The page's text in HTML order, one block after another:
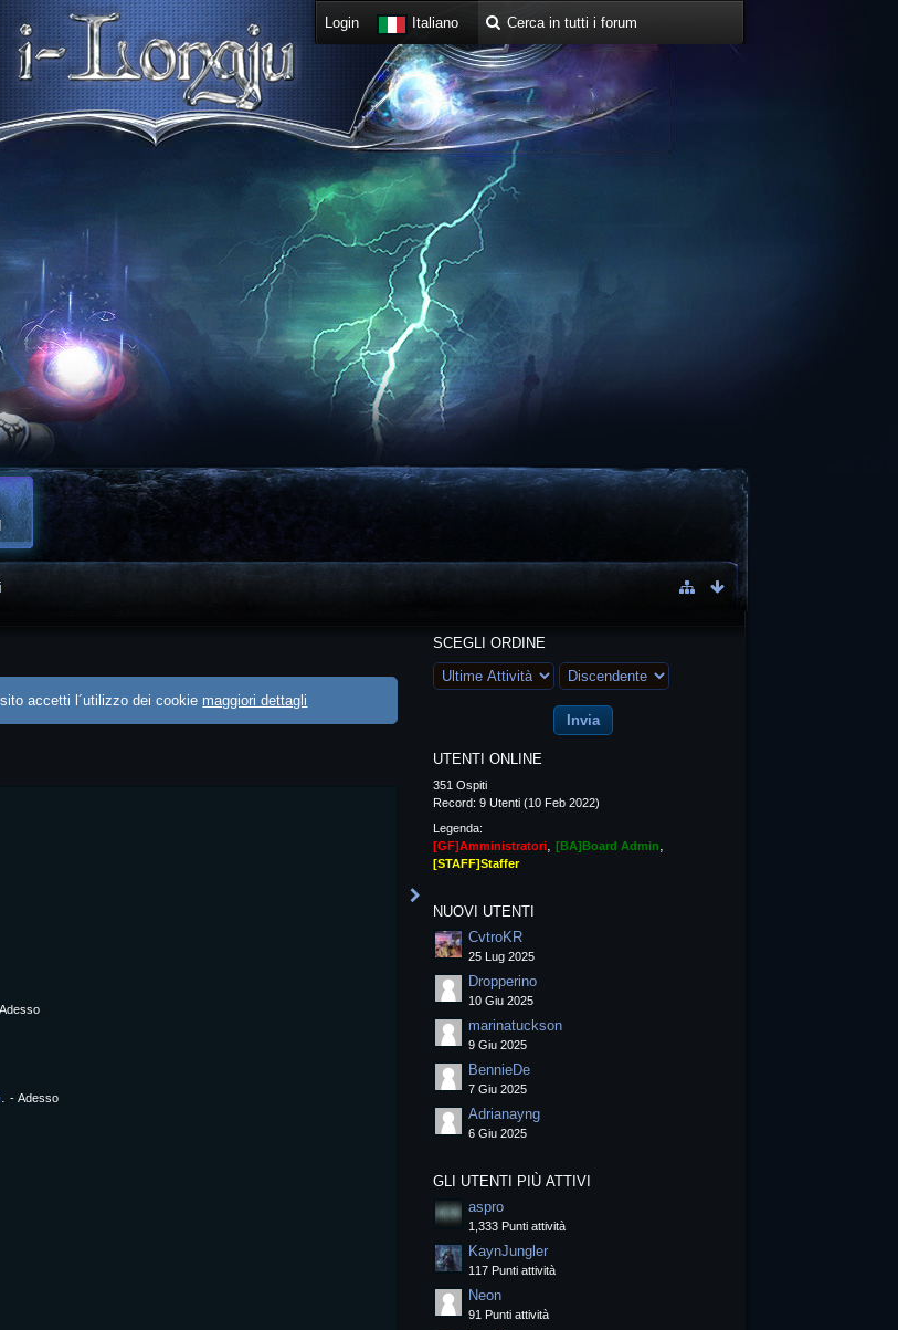
Login Italiano
accetti l´utilizzo dei cookie maggiori dettagli
Adesso
.-Adesso
SCEGLI ORDINE
UTENTI ONLINE
351 Ospiti
Record: 9 Utenti (10 Feb 2022)
Legenda:
[GF]Amministratori
[BA]Board Admin
[STAFF]Staffer
NUOVI UTENTI
CvtroKR
25 Lug 2025
Dropperino
10 Giu 2025
marinatuckson
9 Giu 2025
BennieDe
7 Giu 2025
Adrianayng
6 Giu 2025
GLI UTENTI PIÙ ATTIVI
aspro
1,333 Punti attività
KaynJungler
117 Punti attività
Neon
91 Punti attività